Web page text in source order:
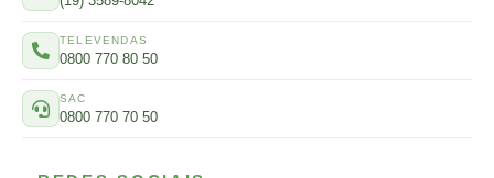
TELEVENDAS
0800 770 80 50
SAC
0800 770 70 50